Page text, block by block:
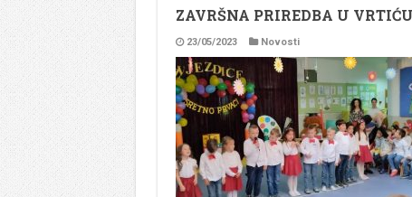
ZAVRŠNA PRIREDBA U
23/05/2023 Novosti